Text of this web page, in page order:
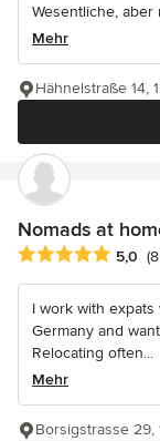
Wesentliche, aber
Mehr
Hähnelstraße 14,
Nomads at
Durchschnittliche
5,0
I work with
Germany and
Relocating often...
Mehr
Borsigstrasse 29,